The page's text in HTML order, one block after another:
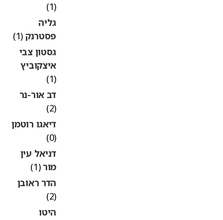
גליה
פסטרנק(1)
גסטון צבי
איצקוביץ
דב אור-נר
דיאגו רוטמן
דניאל עין
מור(1)
הדר ראובן
היטו